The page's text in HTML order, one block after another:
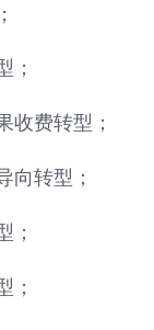
；
收费转型；
向转型；
；
；